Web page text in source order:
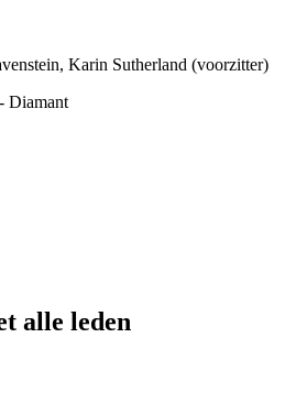
Karin Sutherland (voorzitter)
alle leden